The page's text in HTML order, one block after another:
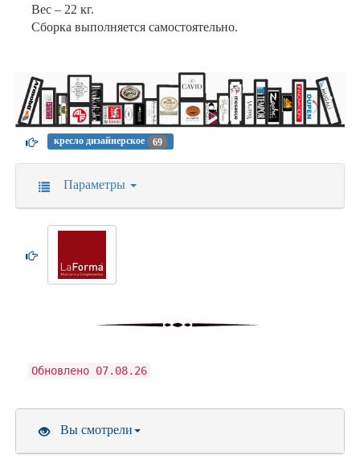
Вес – 22 кг.
Сборка выполняется самостоятельно.
кресло дизайнерское 69
Параметры
Обновлено 07.08.26
Вы смотрели